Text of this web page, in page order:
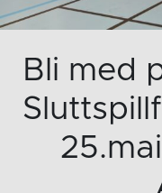
Bli med